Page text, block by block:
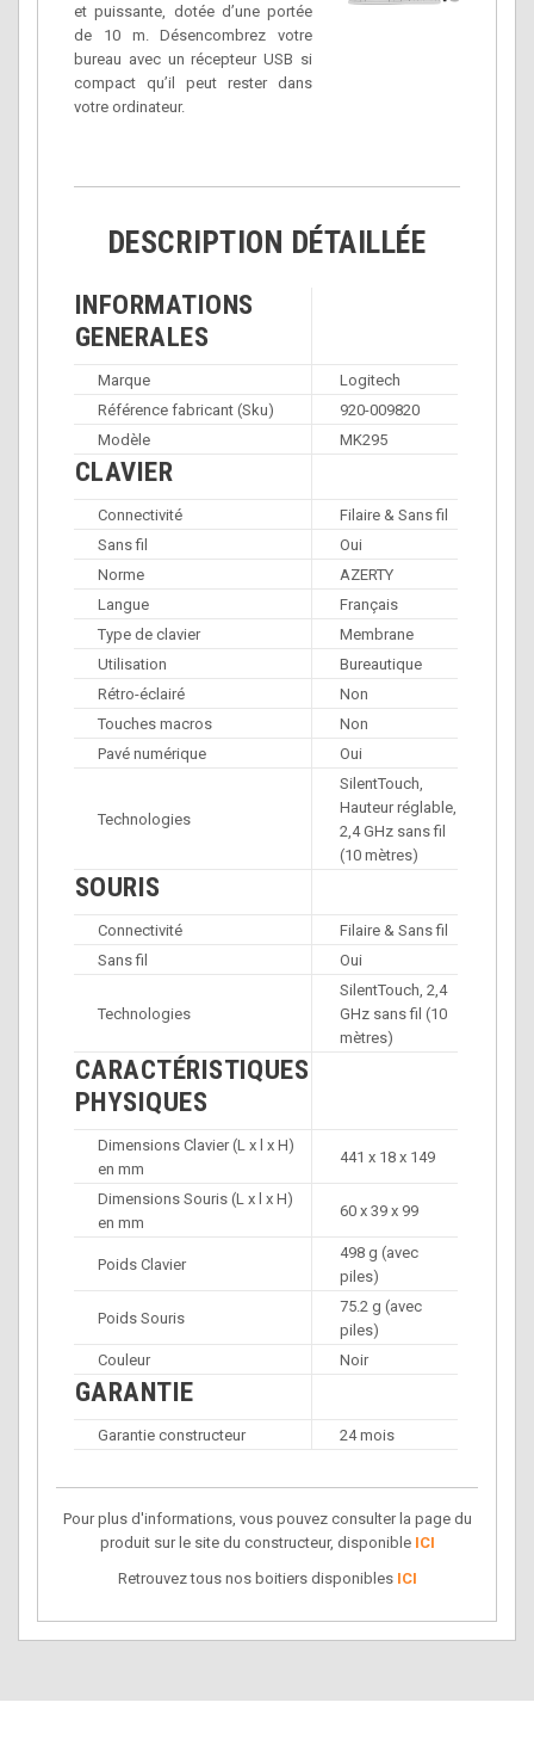
et puissante, dotée d’une portée
de 10 m. Désencombrez votre
bureau avec un récepteur USB si
compact qu’il peut rester dans
votre ordinateur.
DESCRIPTION DÉTAILLÉE
INFORMATIONS
GENERALES
Marque
Logitech
Référence fabricant (Sku)
920-009820
Modèle
MK295
CLAVIER
Connectivité
Filaire & Sans fil
Sans fil
Oui
Norme
AZERTY
Langue
Français
Type de clavier
Membrane
Utilisation
Bureautique
Rétro-éclairé
Non
Touches macros
Non
Pavé numérique
Oui
Technologies
SilentTouch,
Hauteur réglable,
2,4 GHz sans fil
(10 mètres)
SOURIS
Connectivité
Filaire & Sans fil
Sans fil
Oui
Technologies
SilentTouch, 2,4
GHz sans fil (10
mètres)
CARACTÉRISTIQUES
PHYSIQUES
Dimensions Clavier (L x l x H)
en mm
441 x 18 x 149
Dimensions Souris (L x l x H)
en mm
60 x 39 x 99
Poids Clavier
498 g (avec
piles)
Poids Souris
75.2 g (avec
piles)
Couleur
Noir
GARANTIE
Garantie constructeur 24 mois
Pour plus d'informations, vous pouvez consulter la page du
produit sur le site du constructeur, disponible ICI
Retrouvez tous nos boitiers disponibles ICI